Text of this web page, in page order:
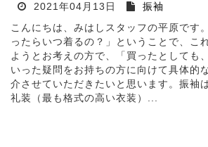
2021年04月13日
振袖
こんにちは、みはしスタッフの平原です
ったらいつ着るの？」ということで、こ
ようとお考えの方で、「買ったとしても
いった疑問をお持ちの方に向けて具体的
介させていただきたいと思います。振袖
礼装（最も格式の高い衣装）...